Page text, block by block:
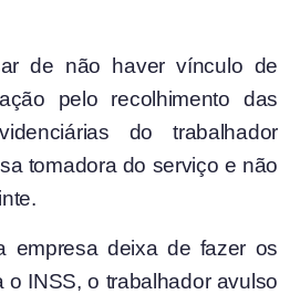
de não haver vínculo de
pelo recolhimento das
do trabalhador
tomadora do serviço e não
empresa deixa de fazer os
o INSS, o trabalhador avulso